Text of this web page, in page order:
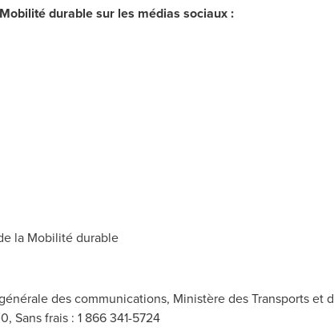
durable sur les médias sociaux :
la Mobilité durable
des communications, Ministère des Transports et
Sans frais : 1 866 341-5724